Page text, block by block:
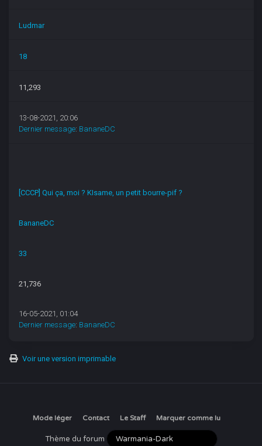
Ludmar
18
11,293
13-08-2021, 20:06
Dernier message: BananeDC
[CCCP] Qui ça, moi ? KIsame, un petit bourre-pif ?
BananeDC
33
21,736
16-05-2021, 01:04
Dernier message: BananeDC
Voir une version imprimable
Mode léger Contact Le Staff Marquer comme lu
Thème du forum